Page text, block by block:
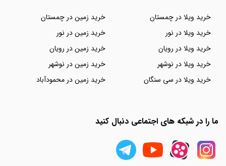
خرید ویلا در چمستان
خرید ویلا در نور
خرید ویلا در رویان
خرید ویلا در نوشهر
خرید ویلا در سی سنگان
خرید زمین در چمستان
خرید زمین در نور
خرید زمین در رویان
خرید زمین در نوشهر
خرید زمین در محمودآباد
ما را در شبکه های اجتماعی دنبال کنید